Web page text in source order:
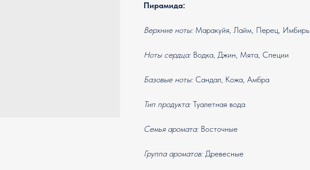
Пирамида:
Верхние ноты:Маракуйя, Лайм, Перец, Имбирь
Ноты сердца:Водка, Джин, Мята, Специи
Базовые ноты:Сандал, Кожа, Амбра
Тип продукта:Туалетная вода
Семья аромата:Восточные
Группа ароматов:Древесные